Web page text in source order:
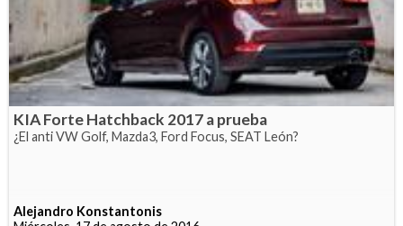
KIA Forte Hatchback 2017 a prueba
¿El anti VW Golf, Mazda3, Ford Focus, SEAT León?
Alejandro Konstantonis